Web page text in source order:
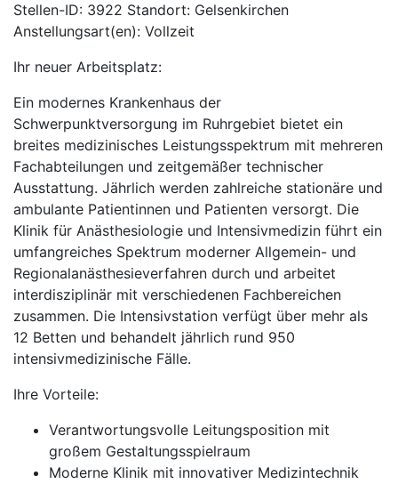
Stellen-ID: 3922 Standort: Gelsenkirchen
Anstellungsart(en): Vollzeit
Ihr neuer Arbeitsplatz:
Ein modernes Krankenhaus der
Schwerpunktversorgung im Ruhrgebiet bietet ein
breites medizinisches Leistungsspektrum mit mehreren
Fachabteilungen und zeitgemäßer technischer
Ausstattung. Jährlich werden zahlreiche stationäre und
ambulante Patientinnen und Patienten versorgt. Die
Klinik für Anästhesiologie und Intensivmedizin führt ein
umfangreiches Spektrum moderner Allgemein- und
Regionalanästhesieverfahren durch und arbeitet
interdisziplinär mit verschiedenen Fachbereichen
zusammen. Die Intensivstation verfügt über mehr als
12 Betten und behandelt jährlich rund 950
intensivmedizinische Fälle.
Ihre Vorteile:
Verantwortungsvolle Leitungsposition mit
großem Gestaltungsspielraum
Moderne Klinik mit innovativer Medizintechnik